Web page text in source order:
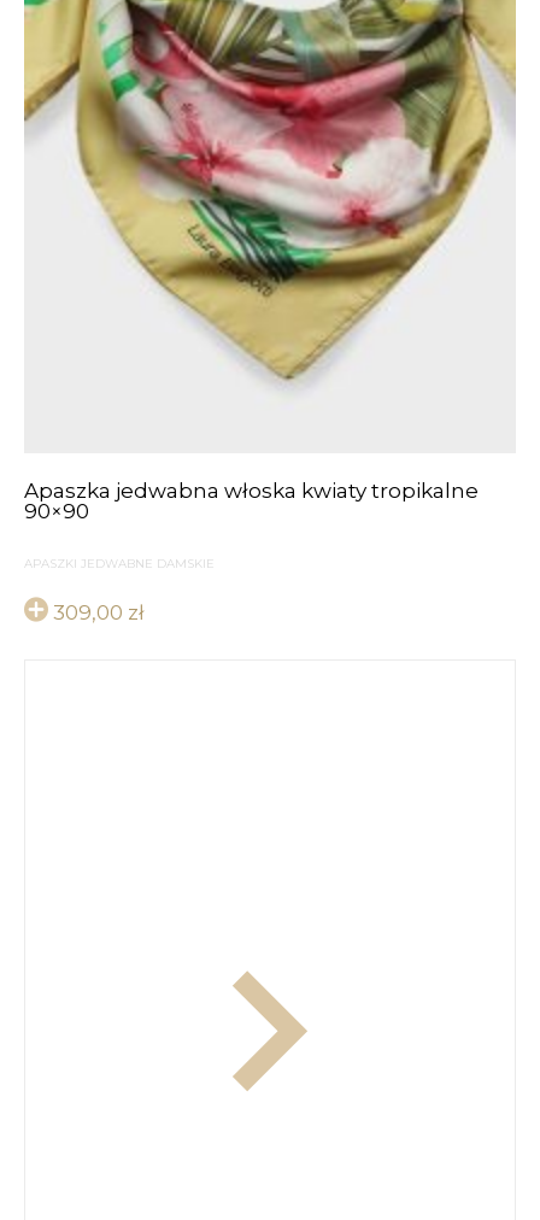
Apaszka jedwabna włoska kwiaty tropikalne
90×90
APASZKI JEDWABNE DAMSKIE
309,00 zł